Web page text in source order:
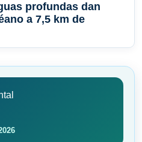
profundas dan
a 7,5 km de